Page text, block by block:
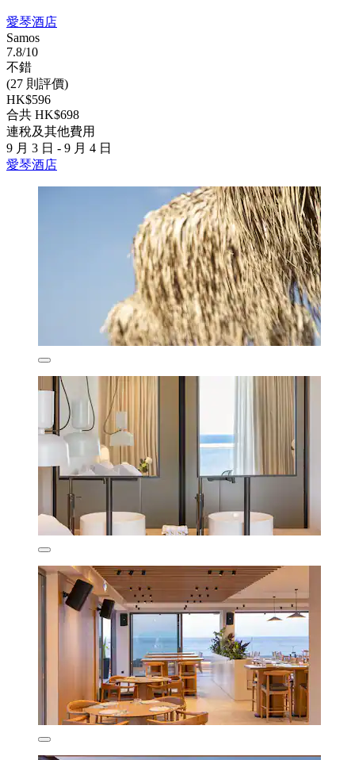
愛琴酒店
Samos
7.8/10
不錯
(27 則評價)
HK$596
合共 HK$698
連稅及其他費用
9 月 3 日 - 9 月 4 日
愛琴酒店